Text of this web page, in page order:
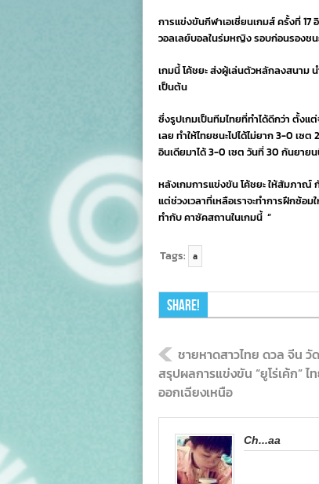
การแข่งขันกีฬาเอเชี่ยนเกมส์ ครั้งที่ 17
วอลเลย์บอลในร่มหญิง รอบก่อนรองช
เกมนี้ โค้ชยะ ส่งผู้เล่นตัวหลักลงสนา
เป็นต้น
ซึ่งรูปเกมเป็นทีมไทยที่ทำได้ดีกว่า ตั้งแ
เลย ทำให้ไทยชนะไปได้ไม่ยาก 3-0 เซ
อินเดียมาได้ 3-0 เซต วันที่ 30 กันยายน
หลังเกมการแข่งขัน โค้ชยะ ให้สัมภาณ์
แต่ช่วงเวลาที่เหลือเราจะทำการฝึกซ้อ
ทำกับ คาซัคสถานในเกมนี้ “
Tags: a
Share!
ชายหาดสาวไทย ดวล จีน
สรุปผลการแข่งขัน “ยูโร่เค้ก”
ออกเฉียงเหนือ
Ch...aa